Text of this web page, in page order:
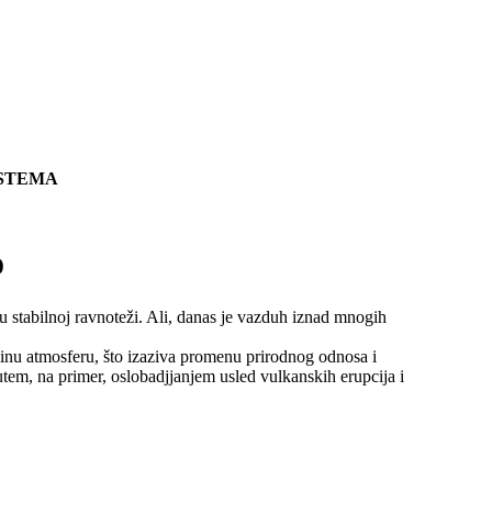
stabilnoj ravnoteži. Ali, danas je vazduh iznad mnogih
atmosferu, što izaziva promenu prirodnog odnosa i
na primer, oslobadjjanjem usled vulkanskih erupcija i